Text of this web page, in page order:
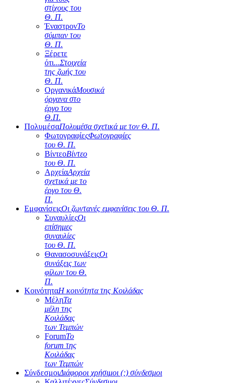
στίχους του
Θ. Π.
ΈναστρονΤο
σύμπαν του
Θ. Π.
Ξέρετε
ότι...Στοιχεία
της ζωής του
Θ. Π.
ΟργανικάΜουσικά
όργανα στο
έργο του
Θ.Π.
ΠολυμέσαΠολυμέσα σχετικά με τον Θ. Π.
ΦωτογραφίεςΦωτογραφίες
του Θ. Π.
ΒίντεοΒίντεο
του Θ. Π.
ΑρχείαΑρχεία
σχετικά με το
έργο του Θ.
Π.
ΕμφανίσειςΟι ζωντανές εμφανίσεις του Θ. Π.
ΣυναυλίεςΟι
επίσημες
συναυλίες
του Θ. Π.
ΘανασοσυνάξειςΟι
συνάξεις των
φίλων του Θ.
Π.
ΚοινότηταΗ κοινότητα της Κοιλάδας
ΜέληΤα
μέλη της
Κοιλάδας
των Τεμπών
ForumΤο
forum της
Κοιλάδας
των Τεμπών
ΣύνδεσμοιΔιάφοροι χρήσιμοι (;) σύνδεσμοι